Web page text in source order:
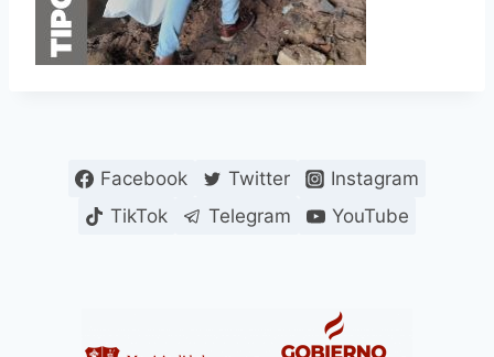
Facebook Twitter
Instagram
TikTok
Telegram YouTube